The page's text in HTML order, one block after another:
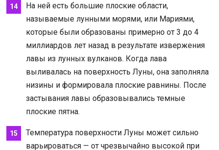
На ней есть большие плоские области,
называемые лунными морями, или Мариями,
которые были образованы примерно от 3 до 4
миллиардов лет назад в результате извержения
лавы из лунных вулканов. Когда лава
выливалась на поверхность Луны, она заполняла
низины и формировала плоские равнины. После
застывания лавы образовывались темные
плоские пятна.
Температура поверхности Луны может сильно
варьироваться — от чрезвычайно высокой при